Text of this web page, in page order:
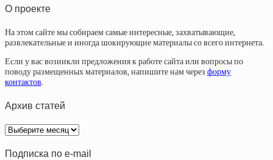
О проекте
На этом сайте мы собираем самые интересные, захватывающие,
развлекательные и иногда шокирующие материалы со всего интернета.
Если у вас возникли предложения к работе сайта или вопросы по
поводу размещенных материалов, напишите нам через форму
контактов.
Архив статей
Архив
статей
Подписка по e-mail